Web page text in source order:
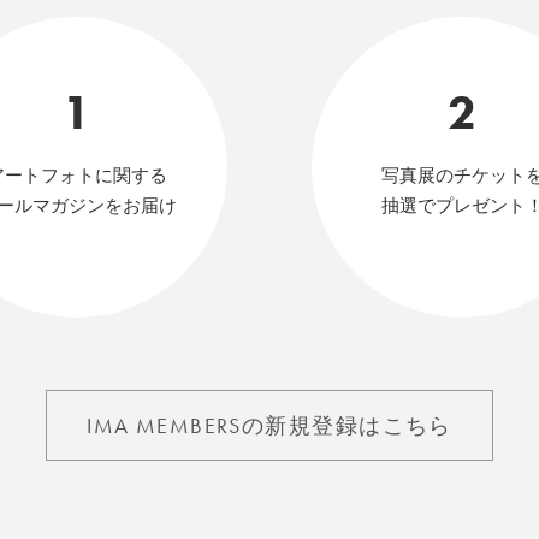
1
ートフォトに関する
ルマガジンをお届け
2
写真展のチケット
抽選でプレゼント
IMA MEMBERSの新規登録はこちら